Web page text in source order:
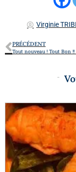
Virginie
PRÉCÉDENT